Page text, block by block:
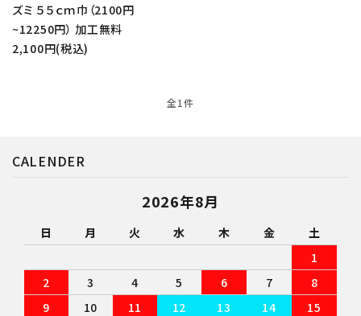
ズミ ５５ｃｍ巾（2100円
~12250円） 加工無料
2,100円(税込)
全1件
キーワード
検索する
CALENDER
2026年8月
日 月 火 水 木 金
土
1
2
3 4 5 6 7
8
9
10 11 12 13 14
15